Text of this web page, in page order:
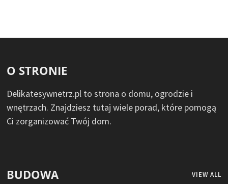
O STRONIE
Delikatesywnetrz.pl to strona o domu, ogrodzie i
wnętrzach. Znajdziesz tutaj wiele porad, które pomogą
Ci zorganizować Twój dom.
BUDOWA VIEW ALL